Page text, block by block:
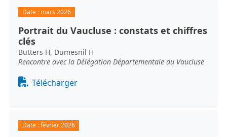
Date : mars 2026
Portrait du Vaucluse : constats et chiffres
clés
Butters H, Dumesnil H
Rencontre avec la Délégation Départementale du Vaucluse
Document
Télécharger
Date :février 2026